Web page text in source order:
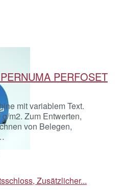
PERFOSET
mit variablem Text.
m2. Zum Entwerten,
von Belegen,
Zusätzlicher...